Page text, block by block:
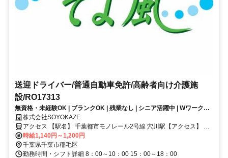
送迎ドライバー/普通自動車免許/高齢者向け介護施
設/RO17313
無資格・未経験OK | ブランクOK | 残業なし | シニア活躍中 | WワークOK
| 夜勤なし | 週3日勤務からOK | 交通費支給 | 福利厚生充実│デイサービ
ス/送迎ドライバー/パート募集！お客様の安全な移動をサポート！
株式会社SOYOKAZE
アクセス 【駅名】 千葉都市モノレール2号線 穴川駅【アクセス】 千
葉都市モノレール2号線穴川駅より徒歩8分
時給1,140円～1,200円
千葉県千葉市稲毛区
勤務時間・シフト詳細 8：00～10：00 15：00～18：00